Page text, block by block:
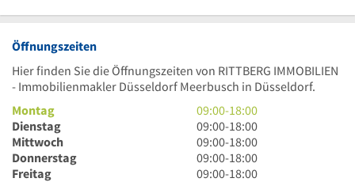
Öffnungszeiten
Hier finden Sie die Öffnungszeiten von RITTBERG IMMOBILIEN
- Immobilienmakler Düsseldorf Meerbusch in Düsseldorf.
Montag
9
Uhr
bis
18
Uhr
09:00-18:00
Dienstag
9
Uhr
bis
18
09:00-18:00
Mittwoch
9
Uhr
bis
09:00-18:00
Donnerstag
9
Uhr
09:00-18:00
Freitag
9
09:00-18:00